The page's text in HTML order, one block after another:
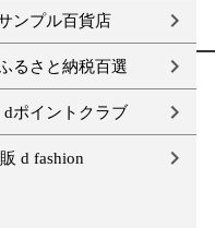
ンプル百貨店
るさと納税百選
dポイントクラブ
d fashion